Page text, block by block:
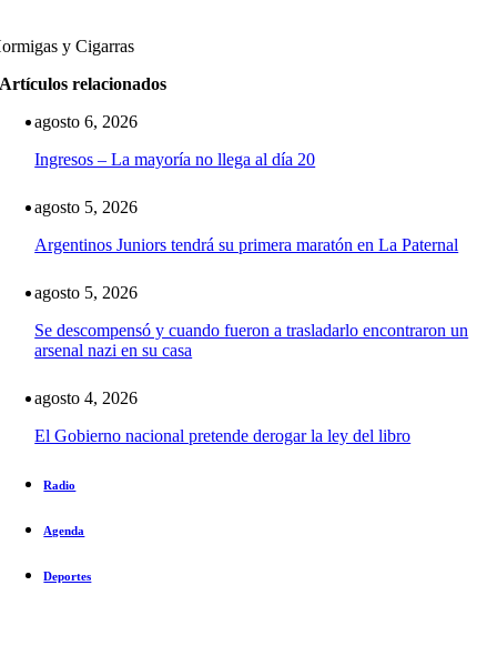
y Cigarras
Artículos relacionados
agosto 6, 2026
Ingresos – La mayoría no llega al día 20
agosto 5, 2026
Argentinos Juniors tendrá su primera maratón en La Paternal
agosto 5, 2026
Se descompensó y cuando fueron a trasladarlo encontraron un
arsenal nazi en su casa
agosto 4, 2026
El Gobierno nacional pretende derogar la ley del libro
Radio
Agenda
Deportes